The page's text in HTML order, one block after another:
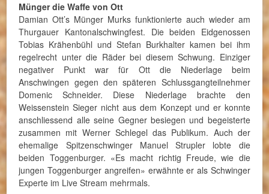
Münger die Waffe von Ott
Damian Ott’s Münger Murks funktionierte auch wieder am
Thurgauer Kantonalschwingfest. Die beiden Eidgenossen
Tobias Krähenbühl und Stefan Burkhalter kamen bei ihm
regelrecht unter die Räder bei diesem Schwung. Einziger
negativer Punkt war für Ott die Niederlage beim
Anschwingen gegen den späteren Schlussgangteilnehmer
Domenic Schneider. Diese Niederlage brachte den
Weissenstein Sieger nicht aus dem Konzept und er konnte
anschliessend alle seine Gegner besiegen und begeisterte
zusammen mit Werner Schlegel das Publikum. Auch der
ehemalige Spitzenschwinger Manuel Strupler lobte die
beiden Toggenburger. «Es macht richtig Freude, wie die
jungen Toggenburger angreifen» erwähnte er als Schwinger
Experte im Live Stream mehrmals.